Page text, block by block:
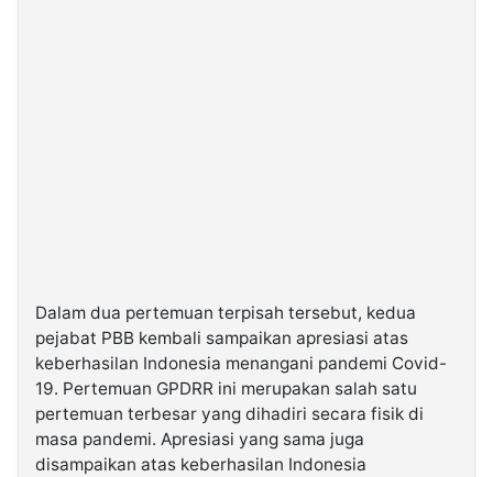
Dalam dua pertemuan terpisah tersebut, kedua
pejabat PBB kembali sampaikan apresiasi atas
keberhasilan Indonesia menangani pandemi Covid-
19. Pertemuan GPDRR ini merupakan salah satu
pertemuan terbesar yang dihadiri secara fisik di
masa pandemi. Apresiasi yang sama juga
disampaikan atas keberhasilan Indonesia